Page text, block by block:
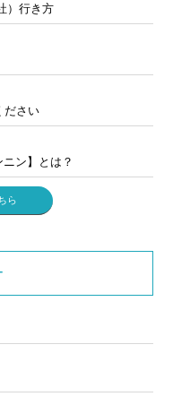
）行き方
ださい
ン】とは？
ら